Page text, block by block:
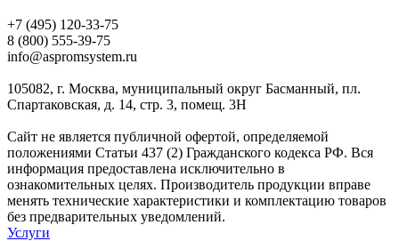
+7 (495) 120-33-75
8 (800) 555-39-75
info@aspromsystem.ru
105082, г. Москва, муниципальный округ Басманный, пл.
Спартаковская, д. 14, стр. 3, помещ. 3Н
Сайт не является публичной офертой, определяемой
положениями Статьи 437 (2) Гражданского кодекса РФ. Вся
информация предоставлена исключительно в
ознакомительных целях. Производитель продукции вправе
менять технические характеристики и комплектацию товаров
без предварительных уведомлений.
Услуги